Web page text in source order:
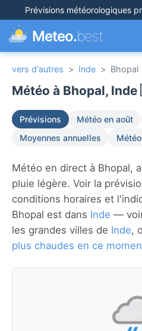
Prévisions météorologiques
Meteo.best
vers d'autres > Inde > Bhopal
Météo à Bhopal,
Prévisions Météo en août
Moyennes annuelles
Météo en direct à Bhopal,
pluie légère. Voir la
conditions horaires et
Bhopal est dans Inde —
les grandes villes de Inde,
plus chaudes en ce